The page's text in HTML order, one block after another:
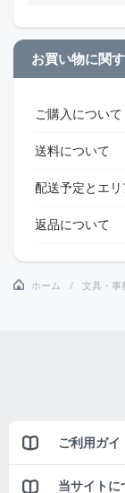
お買い物に関
ご購入について
送料について
配送予定とエ
返品について
ホーム 文具・事
ご利用ガイ
当サイトに